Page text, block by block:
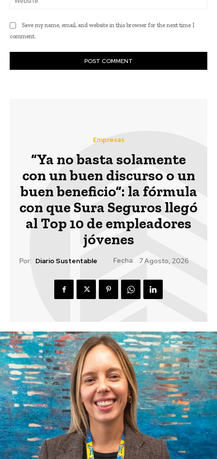
Save my name, email, and website in this browser for the next time I
comment.